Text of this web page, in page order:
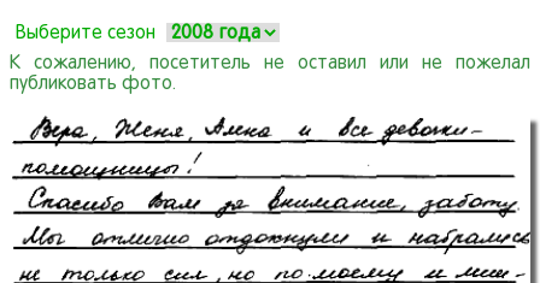
Выберите сезон
К сожалению, посетитель не оставил или не пожелал
публиковать фото.